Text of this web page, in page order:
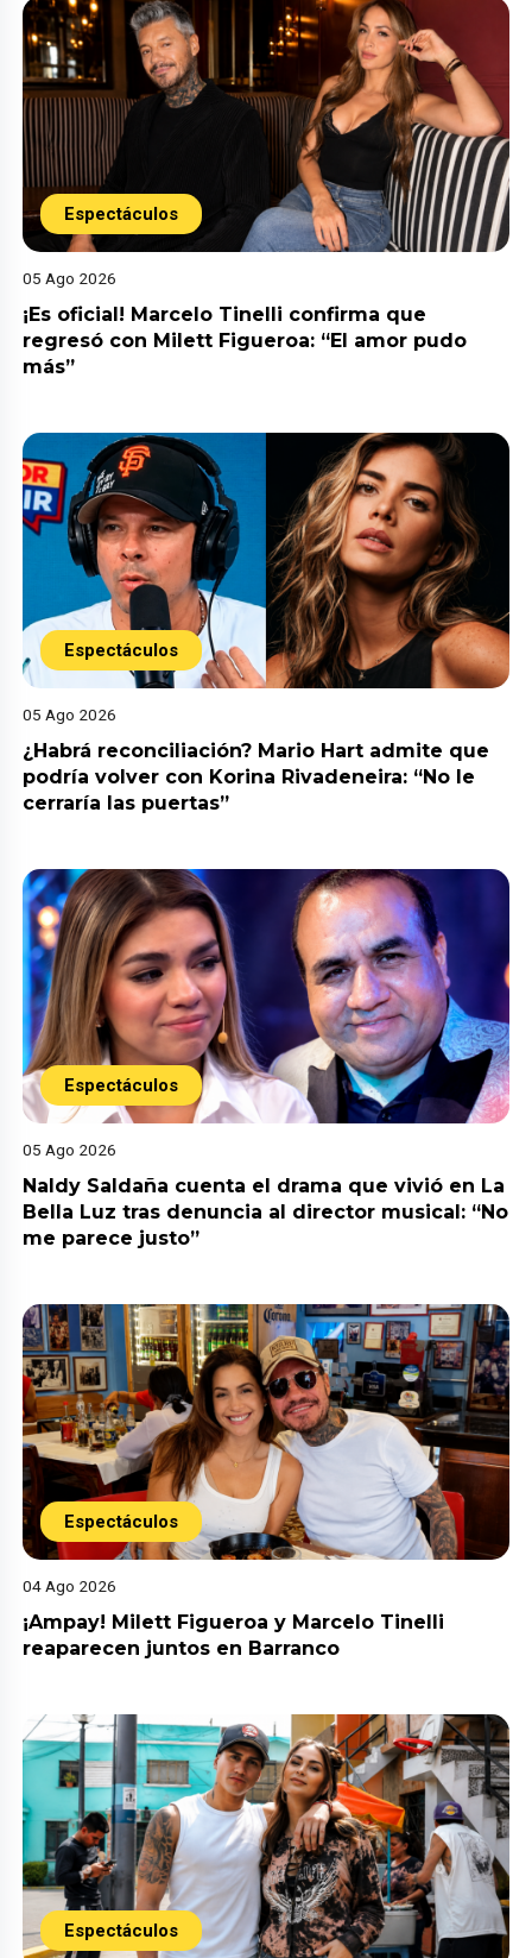
Espectáculos
05 Ago 2026
¡Es oficial! Marcelo Tinelli confirma que
regresó con Milett Figueroa: “El amor pudo
más”
Espectáculos
05 Ago 2026
¿Habrá reconciliación? Mario Hart admite que
podría volver con Korina Rivadeneira: “No le
cerraría las puertas”
Espectáculos
05 Ago 2026
Naldy Saldaña cuenta el drama que vivió en La
Bella Luz tras denuncia al director musical: “No
me parece justo”
Espectáculos
04 Ago 2026
¡Ampay! Milett Figueroa y Marcelo Tinelli
reaparecen juntos en Barranco
Espectáculos